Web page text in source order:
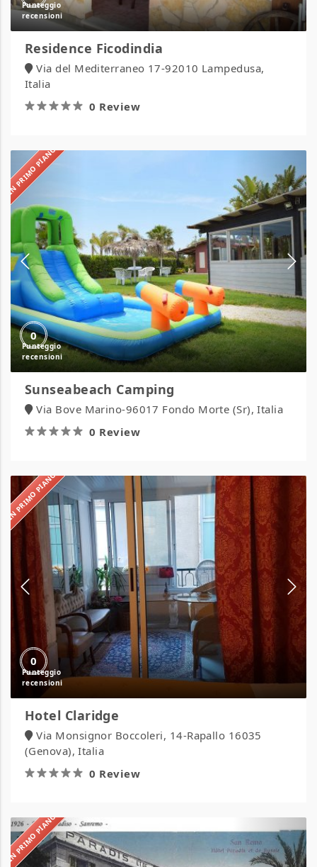
Residence Ficodindia
Via del Mediterraneo 17-92010 Lampedusa,
Italia
0 Review
IN PRIMO PIANO
0
Sunseabeach Camping
Via Bove Marino-96017 Fondo Morte (Sr), Italia
0 Review
IN PRIMO PIANO
0
Claridge
Hotel Claridge
Via Monsignor Boccoleri, 14-Rapallo 16035
(Genova), Italia
0 Review
IN PRIMO PIANO
Hotel
Paradiso